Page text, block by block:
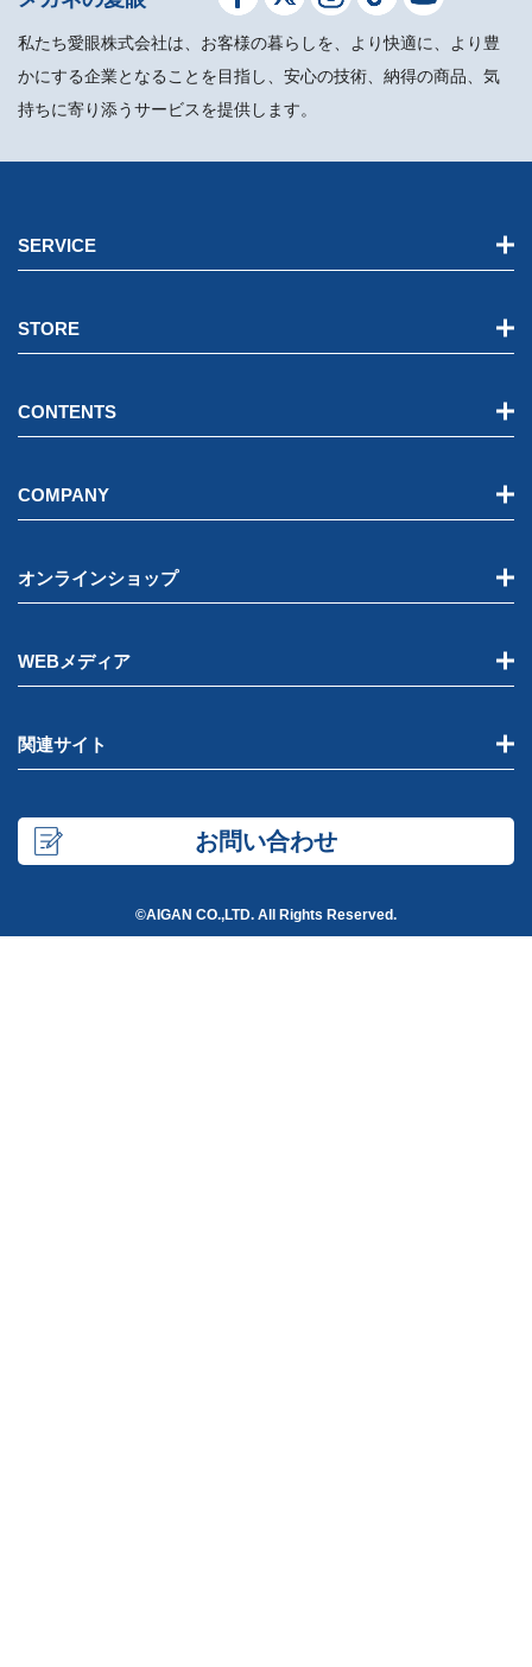
私たち愛眼株式会社は、お客様の暮らしを、より快適に、より豊
かにする企業となることを目指し、安心の技術、納得の商品、気
持ちに寄り添うサービスを提供します。
SERVICE
STORE
CONTENTS
COMPANY
オンラインショップ
WEBメディア
関連サイト
お問い合わせ
©AIGAN CO.,LTD. All Rights Reserved.